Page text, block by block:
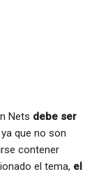
Nets debe ser
ya que no son
contener
el tema, el